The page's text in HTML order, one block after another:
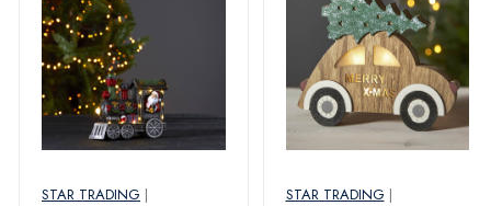
STAR TRADING |
STAR TRADING |